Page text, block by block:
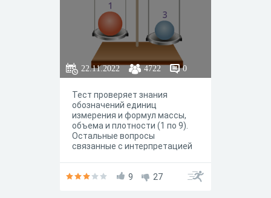
22.11.2022 4722 0
Тест проверяет знания
обозначений единиц
измерения и формул массы,
объема и плотности (1 по 9).
Остальные вопросы
связанные с интерпретацией
Вопрос номер 10 проверяет
9 27